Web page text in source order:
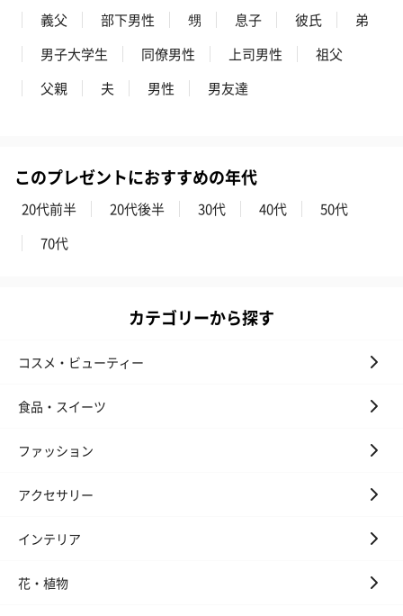
キャンドル・お香
（St.OSMANTHUS）
お酒
※20歳未満の方への酒類の販売はいたしません。
義父
部下男性 甥 息子 彼氏
弟
男子大学生
同僚男性 上司男性
祖父
父親
夫 男性 男友達
このプレゼントにおすすめの年代
20代前半 20代後半 30代 40代
50代
70代
カテゴリーから探す
コスメ・ビューティー
食品・スイーツ
ファッション
アクセサリー
インテリア
花・植物